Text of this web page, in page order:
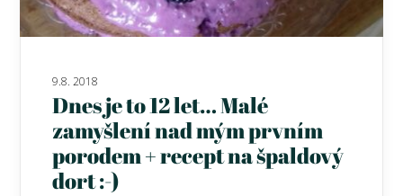
9.8. 2018
Dnes je to 12 let… Malé
zamyšlení nad mým prvním
porodem + recept na špaldový
dort :-)